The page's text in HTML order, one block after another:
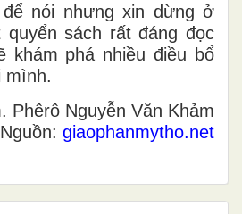
để nói nhưng xin dừng ở
sách rất đáng đọc
khám phá nhiều điều bổ
mình.
Phêrô Nguyễn Văn Khảm
Nguồn: giaophanmytho.net